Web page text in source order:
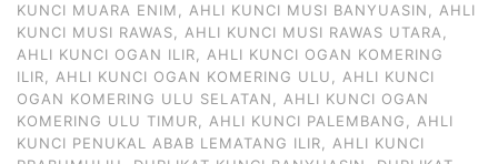
KUNCI MUARA ENIM, AHLI KUNCI MUSI BANYUASIN, AHLI
KUNCI MUSI RAWAS, AHLI KUNCI MUSI RAWAS UTARA,
AHLI KUNCI OGAN ILIR, AHLI KUNCI OGAN KOMERING
ILIR, AHLI KUNCI OGAN KOMERING ULU, AHLI KUNCI
OGAN KOMERING ULU SELATAN, AHLI KUNCI OGAN
KOMERING ULU TIMUR, AHLI KUNCI PALEMBANG, AHLI
KUNCI PENUKAL ABAB LEMATANG ILIR, AHLI KUNCI